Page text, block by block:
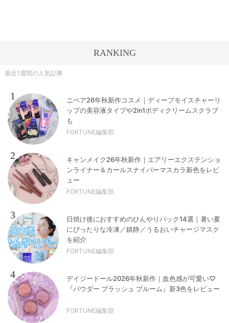
RANKING
最近1週間の人気記事
1
ニベア26年秋新作コスメ｜ディープモイスチャーリ
ップの美容液タイプや2in1ボディクリームスクラブ
も
FORTUNE編集部
2
キャンメイク26年秋新作｜エアリーエクステンショ
ンライナー＆カールスナイパーマスカラ新色をレビ
ュー
FORTUNE編集部
3
日焼け後におすすめのひんやりパック14選｜暑い夏
にぴったりな冷凍／鎮静／うるおいチャージマスク
を紹介
FORTUNE編集部
4
デイジードール2026年秋新作｜血色感が可愛い♡
『パウダー ブラッシュ ブルーム』新3色をレビュー
FORTUNE編集部